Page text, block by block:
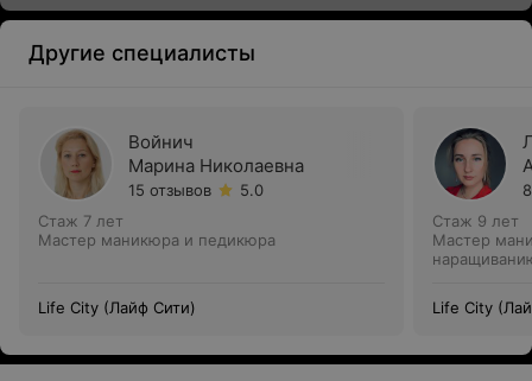
Другие специалисты
Войнич
Марина Николаевна
15 отзывов
5.0
Стаж 7 лет
Мастер маникюра и педикюра
Life City (Лайф Сити)
Стаж 9 лет
Мастер
Life City